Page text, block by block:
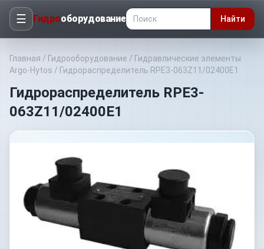
☰ Гидрооборудование Найти
Главная / Гидрооборудование / Гидравлические элементы
Argo-Hytos / Гидрораспределитель RPE3-063Z11/02400E1
Гидрораспределитель RPE3-
063Z11/02400E1